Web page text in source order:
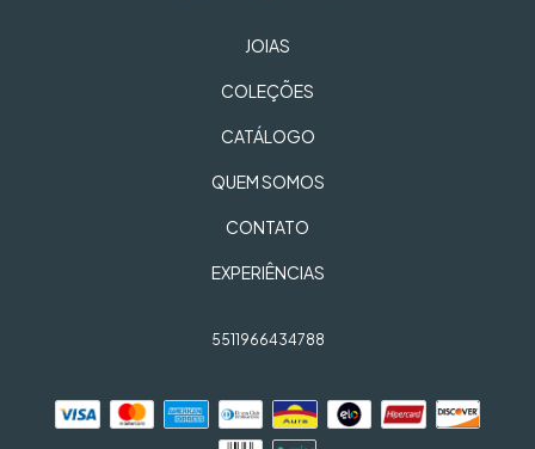
JOIAS
COLEÇÕES
CATÁLOGO
QUEM SOMOS
CONTATO
EXPERIÊNCIAS
5511966434788